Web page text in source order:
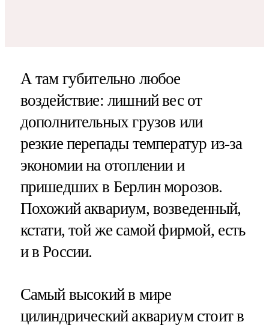
А там губительно любое
воздействие: лишний вес от
дополнительных грузов или
резкие перепады температур из-за
экономии на отоплении и
пришедших в Берлин морозов.
Похожий аквариум, возведенный,
кстати, той же самой фирмой, есть
и в России.
Самый высокий в мире
цилиндрический аквариум стоит в